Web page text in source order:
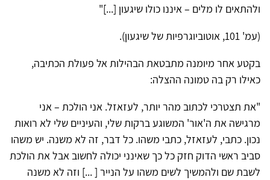
ולהתאים לו מלים – איננו כולו שיגעון [...]"
(עמ' 101, אוטוביוגרפיות של שיגעון).
בקטע אחר מיומנה מתבטאת הבהילות אל פעולת הכתיבה,
כאילו רק בה טמונה ההצלה:
"את תצטרכי לכתוב מהר יותר, לעזאזל. אני הולכת – אני
מרגישה את ה'אור' המשוגע ברקות שלי, והעיניים שלי לא רואות
נכון. כתבי, לעזאזל, כתבי משהו. כל דבר, זה לא משנה. יש משהו
סביב ראשי הדוק חזק כל כך שאינני יכולה לחשוב אבל את הולכת
לשבת שם ולהמשיך לשים משהו על הנייר [ ...] וזה לא משנה